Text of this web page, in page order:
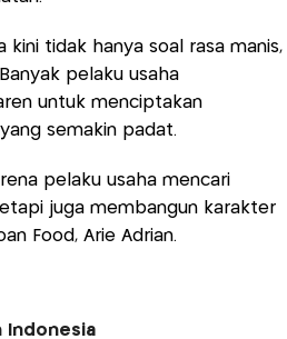
kini tidak hanya soal rasa manis,
pelaku usaha
untuk menciptakan
semakin padat.
pelaku usaha mencari
juga membangun karakter
Food, Arie Adrian.
Indonesia